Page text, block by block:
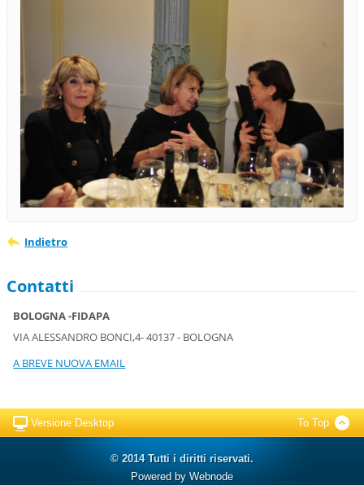
Indietro
Contatti
BOLOGNA -FIDAPA
VIA ALESSANDRO BONCI,4- 40137 - BOLOGNA
A BREVE NUOVA EMAIL
Versione Desktop To Top
© 2014 Tutti i diritti riservati.
Powered by Webnode